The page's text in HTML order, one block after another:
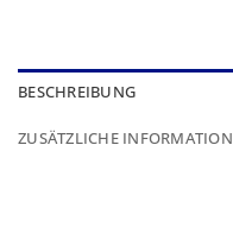
BESCHREIBUNG
ZUSÄTZLICHE INFORMATION